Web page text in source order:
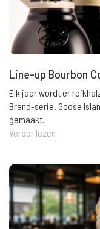
Line-up Bourbon
Elk jaar wordt er
Brand-serie. Goose
gemaakt.
Verder lezen